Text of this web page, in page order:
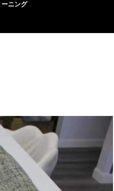
ニング